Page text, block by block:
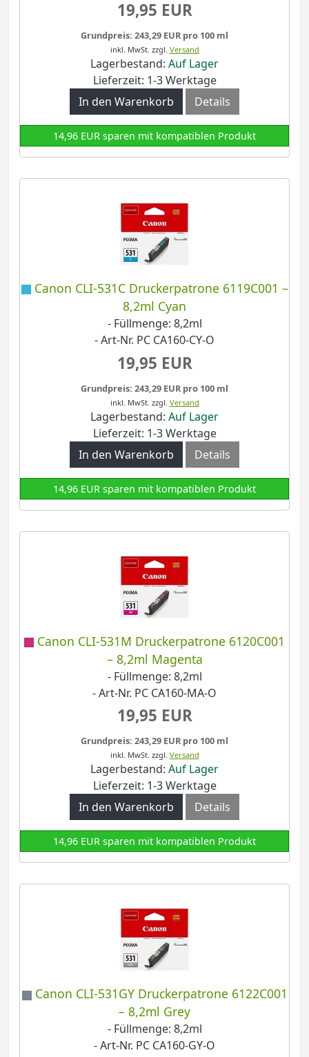
19,95 EUR
Grundpreis: 243,29 EUR pro 100 ml
inkl. MwSt. zzgl. Versand
Lagerbestand: Auf Lager
Lieferzeit: 1-3 Werktage
In den Warenkorb
Details
14,96 EUR sparen mit kompatiblen Produkt
Canon CLI-531C Druckerpatrone 6119C001 –
8,2ml Cyan
- Füllmenge: 8,2ml
- Art-Nr. PC CA160-CY-O
19,95 EUR
Grundpreis: 243,29 EUR pro 100 ml
inkl. MwSt. zzgl. Versand
Lagerbestand: Auf Lager
Lieferzeit: 1-3 Werktage
In den Warenkorb
Details
14,96 EUR sparen mit kompatiblen Produkt
Canon CLI-531M Druckerpatrone 6120C001
– 8,2ml Magenta
- Füllmenge: 8,2ml
- Art-Nr. PC CA160-MA-O
19,95 EUR
Grundpreis: 243,29 EUR pro 100 ml
inkl. MwSt. zzgl. Versand
Lagerbestand: Auf Lager
Lieferzeit: 1-3 Werktage
In den Warenkorb
Details
14,96 EUR sparen mit kompatiblen Produkt
Canon CLI-531GY Druckerpatrone 6122C001
– 8,2ml Grey
- Füllmenge: 8,2ml
- Art-Nr. PC CA160-GY-O